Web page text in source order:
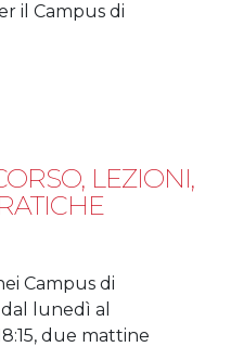
il Campus di
LEZIONI,
Campus di
dal lunedì al
due mattine